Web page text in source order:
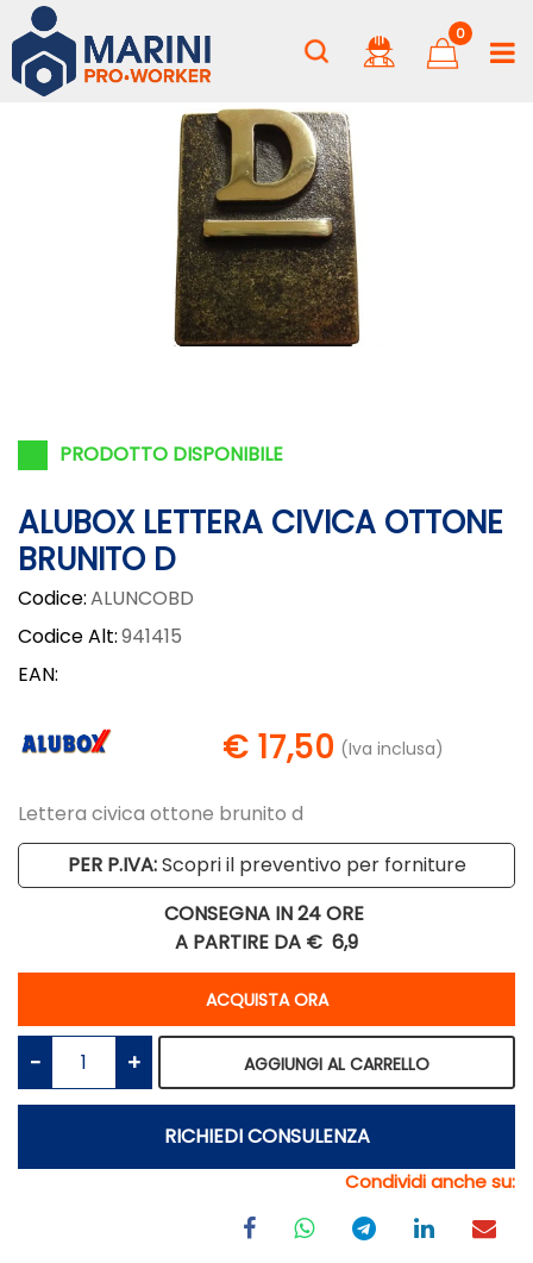
0
PRODOTTO DISPONIBILE
ALUBOX LETTERA CIVICA OTTONE
BRUNITO D
Codice:ALUNCOBD
Codice Alt:941415
EAN:
€ 17,50 (Iva inclusa)
Lettera civica ottone brunito d
PER P.IVA:Scopri il preventivo per forniture
CONSEGNA IN 24 ORE
A PARTIRE DA € 6,9
ACQUISTA ORA
Quantità
AGGIUNGI AL CARRELLO
RICHIEDI CONSULENZA
Condividi anche su: